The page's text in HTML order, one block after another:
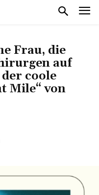
Frau, die
auf
coole
Mile“ von